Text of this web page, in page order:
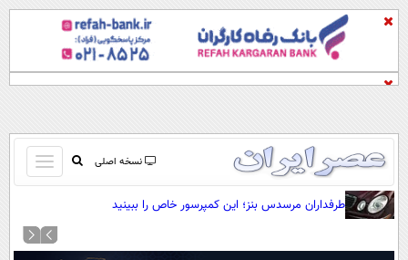
نسخه اصلی
باز
و
کردن
صفحه اول
آرشیو
طرفداران مرسدس بنز؛ این کمپرسور خاص را ببینید